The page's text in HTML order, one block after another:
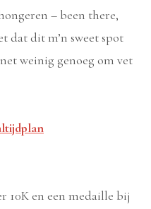
– been there,
dat dit m’n sweet spot
weinig genoeg om vet
10K en een medaille bij